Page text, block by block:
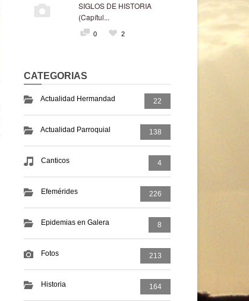
SIGLOS DE HISTORIA
(Capítul...
0 2
CATEGORIAS
Actualidad Hermandad 22
Actualidad Parroquial 138
Canticos 4
Efemérides 226
Epidemias en Galera 8
Fotos 213
Historia 164